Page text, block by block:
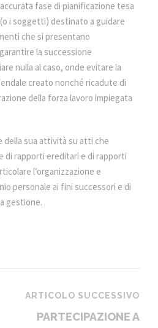
fase di pianificazione tesa
i soggetti) destinato a guidare
che si presentano
la successione
nulla al caso, onde evitare la
creato nonché ricadute di
della forza lavoro impiegata
della sua attività su atti che
di rapporti ereditari e di rapporti
l’organizzazione e
personale ai fini successori e di
gestione.
ARTICOLO SUCCESSIVO
PARTECIPAZIONE A